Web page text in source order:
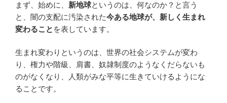
まず、始めに、 新地球というのは、何なのか？と言う
と、闇の支配に汚染された今ある地球が、新しく生まれ
変わること を表しています。
生まれ変わりというのは、世界の社会システムが変わ
り、権力や階級、肩書、奴隷制度のようなくだらないも
のがなくなり、人類がみな平等に生きていけるようにな
ることです。